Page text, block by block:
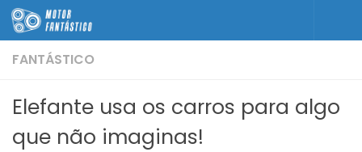
Skip to content
FANTÁSTICO
Elefante usa os carros para algo
que não imaginas!